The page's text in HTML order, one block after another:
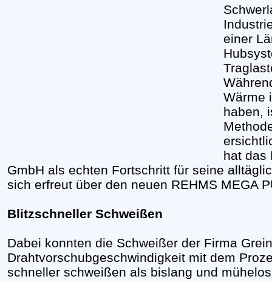
einer
Wärme
haben,
hat das
GmbH als echten Fortschritt für seine
sich erfreut über den neuen REHMS MEGA
Blitzschneller Schweißen
Dabei konnten die Schweißer der Firma
Drahtvorschubgeschwindigkeit mit dem
schneller schweißen als bislang und